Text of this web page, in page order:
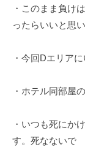
ラ
プ
ジ
ク
b
a
o
m
l
a
・このまま負け
ったらいいと思
・今回Dエリア
・ホテル同部屋
・いつも死にか
す。死なないで